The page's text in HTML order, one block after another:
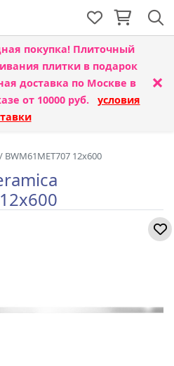
покупка! Плиточный
плитки в подарок
доставка по Москве в
от 10000 руб. условия
×
/ BWM61MET707 12x600